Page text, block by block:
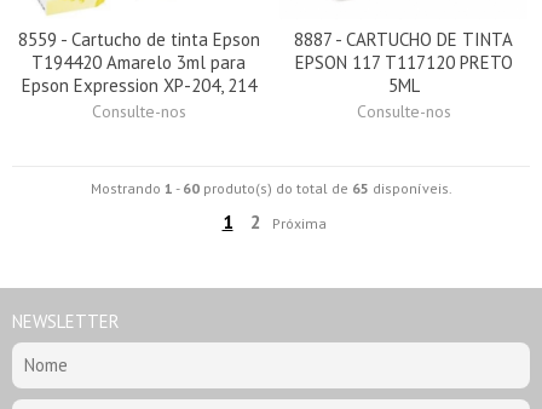
8559 - Cartucho de tinta Epson
T194420 Amarelo 3ml para
Epson Expression XP-204, 214
Consulte-nos
8887 - CARTUCHO DE TINTA
EPSON 117 T117120 PRETO
5ML
Consulte-nos
Mostrando 1 - 60produto(s) do total de 65 disponíveis.
1 2 Próxima
NEWSLETTER